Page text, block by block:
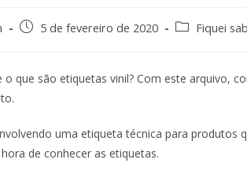
5 de fevereiro de 2020 Fiquei
o que são etiquetas vinil? Com este arquivo,
uma etiqueta técnica para
de conhecer as etiquetas.